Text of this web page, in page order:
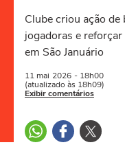
Clube criou ação
jogadoras e
em São Januário
11 mai 2026 - 18h00
(atualizado às 18h09)
Exibir comentários